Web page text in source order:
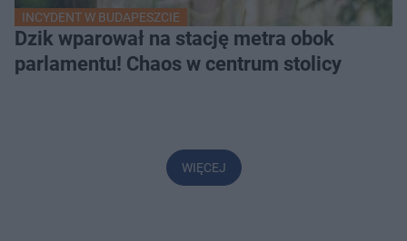
INCYDENT W BUDAPESZCIE
Dzik wparował na stację metra obok
parlamentu! Chaos w centrum stolicy
WIĘCEJ